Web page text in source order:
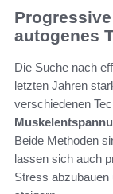
autogenes
Die Suche nach
letzten Jahren
verschiedenen
Beide Methoden
lassen sich auch
Stress abzubauen